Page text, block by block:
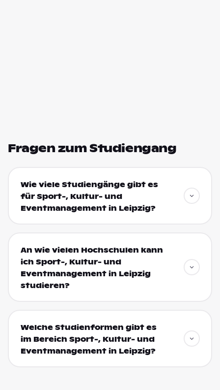
Fragen zum Studiengang
Wie viele Studiengänge gibt es
für Sport-, Kultur- und
Eventmanagement in Leipzig?
An wie vielen Hochschulen kann
ich Sport-, Kultur- und
Eventmanagement in Leipzig
studieren?
Welche Studienformen gibt es
im Bereich Sport-, Kultur- und
Eventmanagement in Leipzig?